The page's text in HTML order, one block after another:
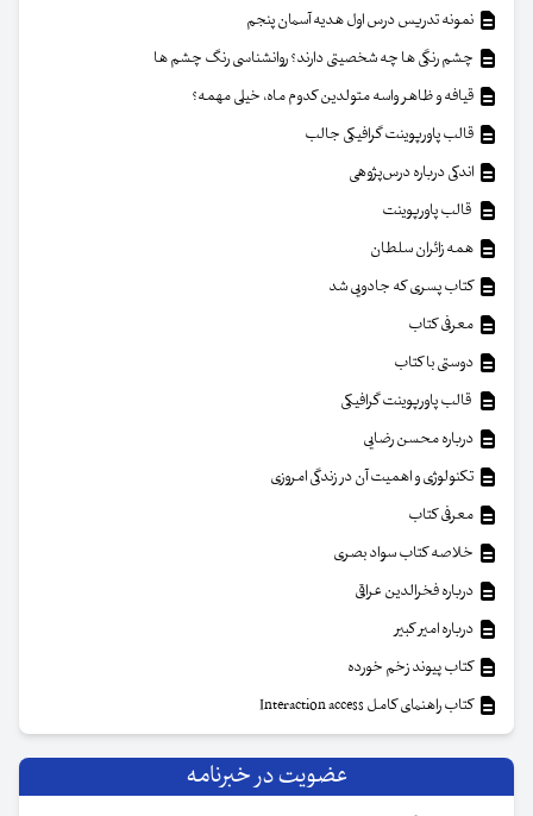
نمونه تدریس درس اول هدیه آسمان پنجم
چشم رنگی ها چه شخصیتی دارند؟ روانشناسی رنگ چشم ها
قیافه و ظاهر واسه متولدین کدوم ماه، خیلی مهمه؟
قالب پاورپوینت گرافیکی جالب
اندکی درباره درس‌پژوهی
قالب پاورپوینت
همه زائران سلطان
کتاب پسری که جادویی شد
معرفی کتاب
دوستی با کتاب
قالب پاورپوینت گرافیکی
درباره محسن رضایی
تکنولوژی و اهمیت آن در زندگی امروزی
معرفی کتاب
خلاصه کتاب سواد بصری
درباره فخرالدین عراقی
درباره امیر کبیر
کتاب پیوند زخم خورده
کتاب راهنمای کامل Interaction access
عضویت در خبرنامه